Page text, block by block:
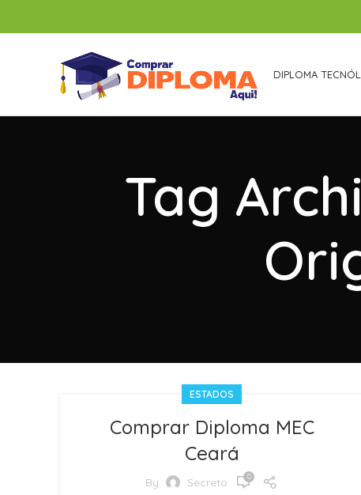
DIPLOMA
Tag
ESTADOS
Comprar Diploma MEC
Ceará
By Secreto 0